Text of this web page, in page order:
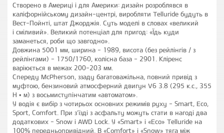
Створено в Америці і для Америки: дизайн розроблявся в
каліфорнійському дизайн-центрі, виробляти Telluride будуть в
Вест-Пойнті, штат Джорджія. Суть моделі в словах «великий
і сміливий». Великий потенціал для пригод: «Їдь куди
заманеться, роби що завгодно».
Довжина 5001 мм, ширина - 1989, висота (без рейлінгів / з
рейлінгами) - 1750/1760, колісна база - 2901. Кліренс
варіюється в межах 200-203 мм.
Спереду McPherson, ззаду багатоважільна, повний привід з
муфтою, бензиновий атмосферний двигун V6 3.8 (295 к.с., 355
Н • м) з восьмиступінчатим «автоматом».
У водія є вибір з чотирьох основних режимів руху - Smart, Eco,
Sport, Comfort. При з'їзді з асфальту можуть стати в нагоді два
додаткових - Snow і AWD Lock. У «Smart» і «Eco» Telluride на
100% передньопривідний. В «Comfort» і «Snow» тяга між